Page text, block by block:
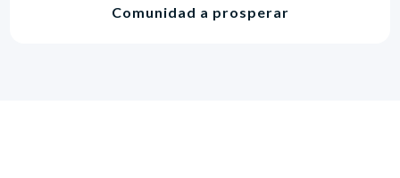
Comunidad a prosperar